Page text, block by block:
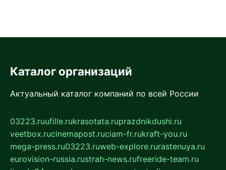
Каталог организаций
Актуальный каталог компаний по всей России
03223.ruufille.rukrasotata.ruprazdnikdushi.ru
veetbox.rucinemapost.ruciam-fr.rukraft-you.ru
mega-press.ru03223.ruweb-explore.rurastenuya.ru
eurovision-russia.rustrah-news.rufreeride-team.ru